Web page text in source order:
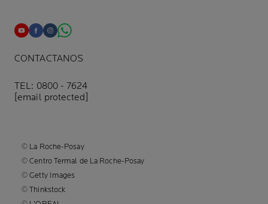
CONTACTANOS
TEL: 0800 - 7624
[email protected]
© La Roche-Posay
© Centro Termal de La Roche-Posay
© Getty Images
© Thinkstock